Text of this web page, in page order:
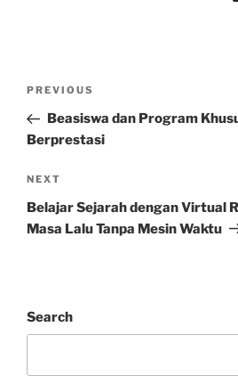
Previous
Post
PREVIOUS
Beasiswa dan Program
Berprestasi
Next
Post
NEXT
Belajar Sejarah dengan Virtual
Masa Lalu Tanpa Mesin Waktu
Search